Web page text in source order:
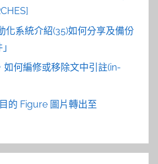
化系統介紹(35)如何分享及備份
何編修或移除文中引註(in-
的 Figure 圖片轉出至